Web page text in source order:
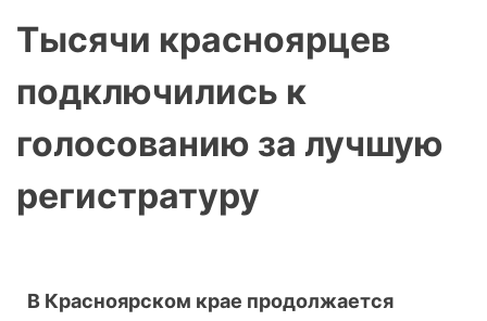
Тысячи красноярцев
подключились к
голосованию за лучшую
регистратуру
В Красноярском крае продолжается